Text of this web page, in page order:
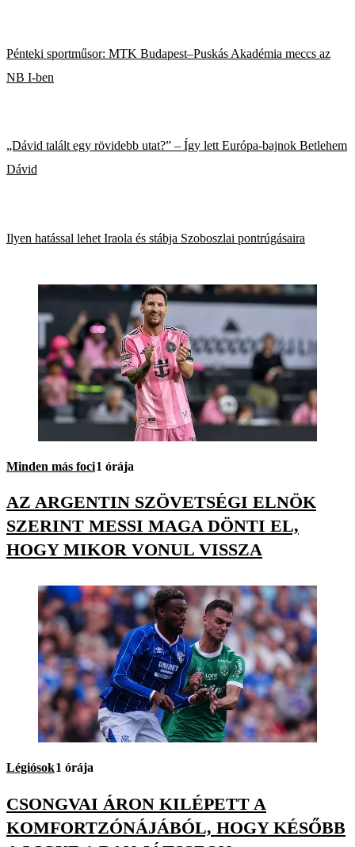
Pénteki sportműsor: MTK Budapest–Puskás Akadémia meccs az
NB I-ben
„Dávid talált egy rövidebb utat?” – Így lett Európa-bajnok Betlehem
Dávid
Ilyen hatással lehet Iraola és stábja Szoboszlai pontrúgásaira
Minden más foci1 órája
AZ ARGENTIN SZÖVETSÉGI ELNÖK
SZERINT MESSI MAGA DÖNTI EL,
HOGY MIKOR VONUL VISSZA
Légiósok1 órája
CSONGVAI ÁRON KILÉPETT A
KOMFORTZÓNÁJÁBÓL, HOGY KÉSŐBB